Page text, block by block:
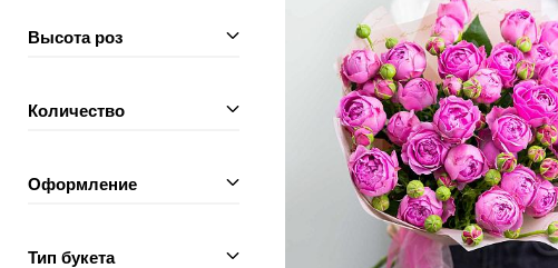
Высота роз
Количество
Оформление
Тип букета